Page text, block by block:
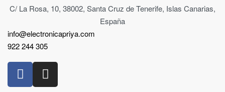
C/ La Rosa, 10, 38002, Santa Cruz de Tenerife, Islas Canarias,
España
info@electronicapriya.com
922 244 305